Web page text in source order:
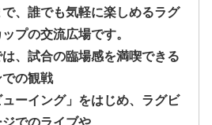
、誰でも気軽に楽しめるラグ
プの交流広場です。
、試合の臨場感を満喫できる
の観戦
ューイング」をはじめ、ラグビ
でのライブや